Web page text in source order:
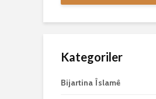
Kategoriler
Bijartina Îslamê